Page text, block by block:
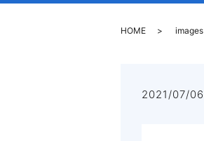
HOME images
2021/07/06